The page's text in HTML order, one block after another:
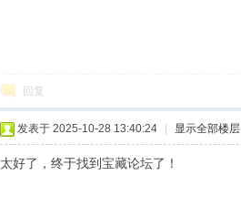
回复
发表于 2025-10-28 13:40:24 显示全部楼层
太好了，终于找到宝藏论坛了！